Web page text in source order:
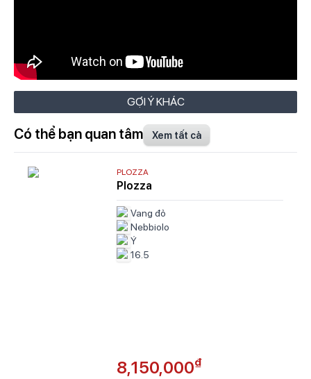
GỢI Ý KHÁC
Có thể bạn quan tâm Xem tất cả
PLOZZA
Plozza
Vang đỏ
Nebbiolo
Ý
16.5
8,150,000₫